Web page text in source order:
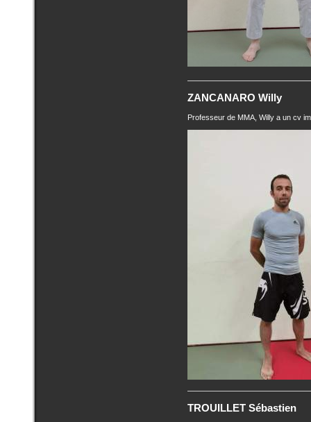
ZANCANARO Willy
Professeur de MMA, Willy a un cv
TROUILLET Sébastien